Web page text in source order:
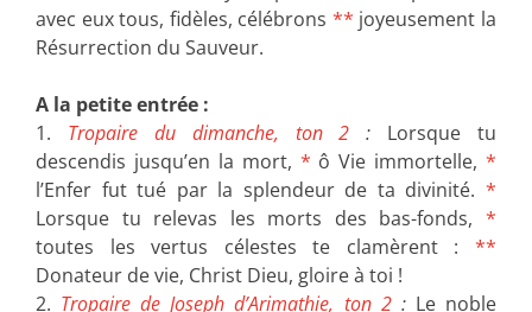
avec eux tous, fidèles, célébrons ** joyeusement la
Résurrection du Sauveur.
A la petite entrée :
1. Tropaire du dimanche, ton 2 : Lorsque tu
descendis jusqu’en la mort, * ô Vie immortelle, *
l’Enfer fut tué par la splendeur de ta divinité. *
Lorsque tu relevas les morts des bas-fonds, *
toutes les vertus célestes te clamèrent : **
Donateur de vie, Christ Dieu, gloire à toi !
2. Tropaire de Joseph d’Arimathie, ton 2: Le noble